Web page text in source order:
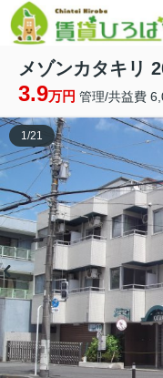
メゾンカタキリ
3.9万円 管理/共益費
1/21